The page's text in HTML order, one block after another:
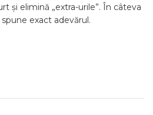
și elimină „extra-urile”. În câteva
exact adevărul.